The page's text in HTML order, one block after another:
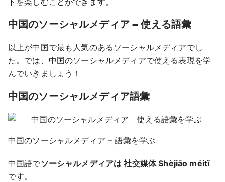
中国のソーシャルメディア– 使える語彙
以上が中国で最も人気のあるソーシャルメディアでし
た。では、中国のソーシャルメディアで使える表現を学
んでいきましょう！
中国のソーシャルメディア語彙
中国のソーシャルメディア – 語彙を学ぶ
中国語でソーシャルメディアは 社交媒体 Shèjiāo méitǐ
です。